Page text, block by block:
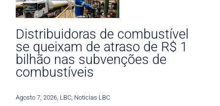
Distribuidoras de combustível
se queixam de atraso de R$ 1
bilhão nas subvenções de
combustíveis
Agosto 7, 2026 LBC Noticias LBC